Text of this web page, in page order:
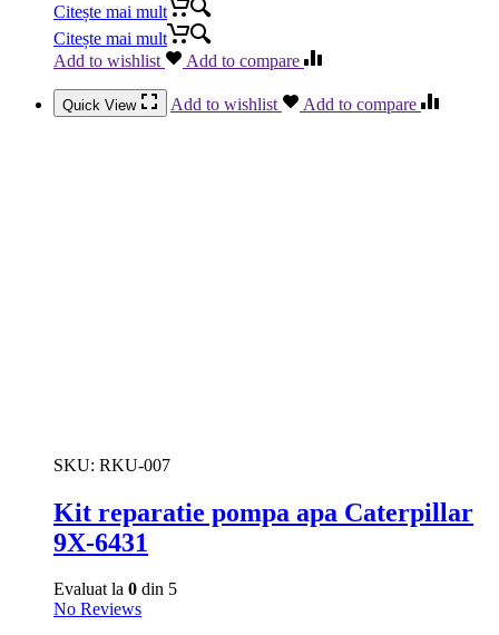
Citește mai mult
Citește mai mult
Add to wishlist
Add to compare
Quick View Add to wishlist Add to compare
SKU: RKU-007
Kit reparatie pompa apa Caterpillar
9X-6431
Evaluat la 0 din 5
No Reviews